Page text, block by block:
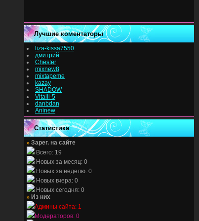
Лучшие коментаторы
liza-kissa7550
дмитрий
Chester
mixnew8
mixtapeme
kazay
SHADOW
Vitalii-5
danbdan
Aninew
Статистика
» Зарег. на сайте
Всего: 19
Новых за месяц: 0
Новых за неделю: 0
Новых вчера: 0
Новых сегодня: 0
» Из них
Админы сайта: 1
Модераторов: 0